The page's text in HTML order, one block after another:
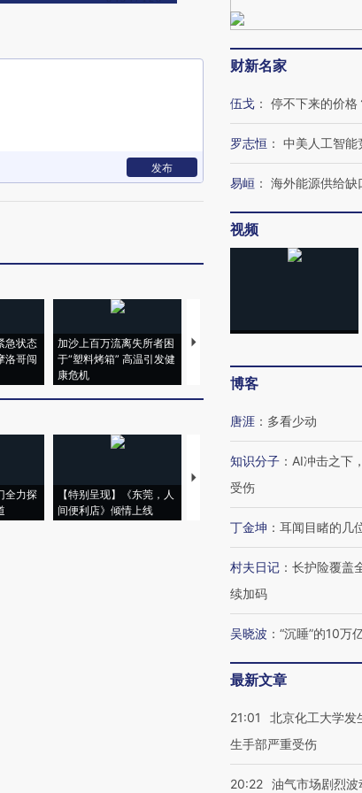
发布
急状态
洛哥闯
加沙上百万流离失所者困
于“塑料烤箱” 高温引发健
康危机
视线｜HYROX的吸金
心“花钱找虐”？
全力探
【特别呈现】《东莞，人
间便利店》倾情上线
【推广】走进第四届链博
会，让数智科技“链”接产
有意
财新名家
伍戈 ： 停不下来的价格
罗志恒 ： 中美人工智能
易峘 ： 海外能源供给缺
视频
博客
唐涯 ： 多看少动
知识分子 ： AI冲击之下
受伤
丁金坤 ： 耳闻目睹的几
村夫日记 ： 长护险覆盖
续加码
吴晓波 ： “沉睡”的10万
最新文章
21:01
北京化工大学发
生手部严重受伤
20:22 油气市场剧烈